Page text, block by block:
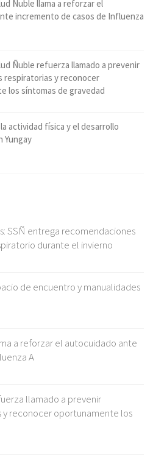
Ñuble llama a reforzar el
incremento de casos de Influenza
Ñuble refuerza llamado a prevenir
respiratorias y reconocer
los síntomas de gravedad
actividad física y el desarrollo
Yungay
SSÑ entrega recomendaciones
durante el invierno
de encuentro y manualidades
a reforzar el autocuidado ante
A
llamado a prevenir
reconocer oportunamente los